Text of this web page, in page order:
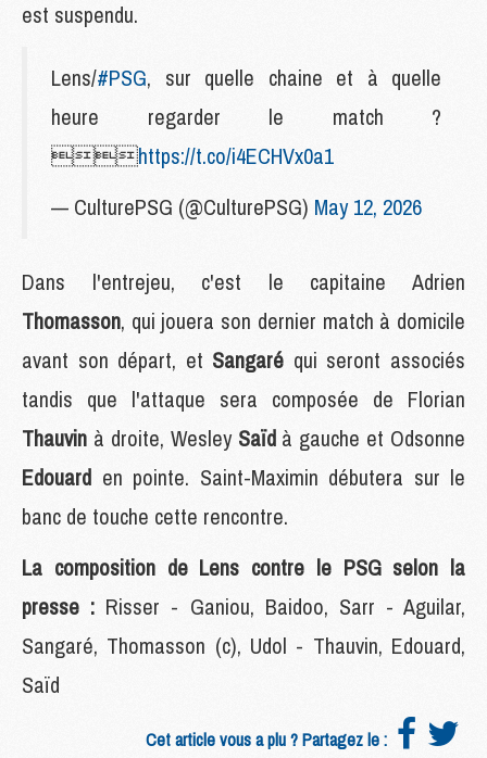
est suspendu.
Lens/#PSG, sur quelle chaine et à quelle
heure regarder le match ?
https://t.co/i4ECHVx0a1
— CulturePSG (@CulturePSG) May 12, 2026
Dans l'entrejeu, c'est le capitaine Adrien
Thomasson, qui jouera son dernier match à domicile
avant son départ, et Sangaré qui seront associés
tandis que l'attaque sera composée de Florian
Thauvin à droite, Wesley Saïd à gauche et Odsonne
Edouard en pointe. Saint-Maximin débutera sur le
banc de touche cette rencontre.
La composition de Lens contre le PSG selon la
presse : Risser - Ganiou, Baidoo, Sarr - Aguilar,
Sangaré, Thomasson (c), Udol - Thauvin, Edouard,
Saïd
Cet article vous a plu ? Partagez le :